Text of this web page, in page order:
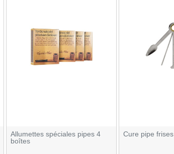
Allumettes spéciales pipes 4
boîtes
Cure pipe frises